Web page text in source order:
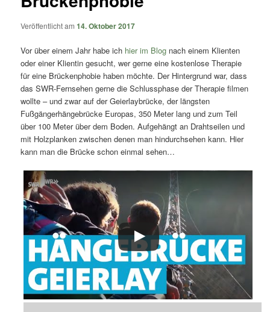
Veröffentlicht am14. Oktober 2017
Vor über einem Jahr habe ich hier im Blog nach einem Klienten
oder einer Klientin gesucht, wer gerne eine kostenlose Therapie
für eine Brückenphobie haben möchte. Der Hintergrund war, dass
das SWR-Fernsehen gerne die Schlussphase der Therapie filmen
wollte – und zwar auf der Geierlaybrücke, der längsten
Fußgängerhängebrücke Europas, 350 Meter lang und zum Teil
über 100 Meter über dem Boden. Aufgehängt an Drahtseilen und
mit Holzplanken zwischen denen man hindurchsehen kann. Hier
kann man die Brücke schon einmal sehen…